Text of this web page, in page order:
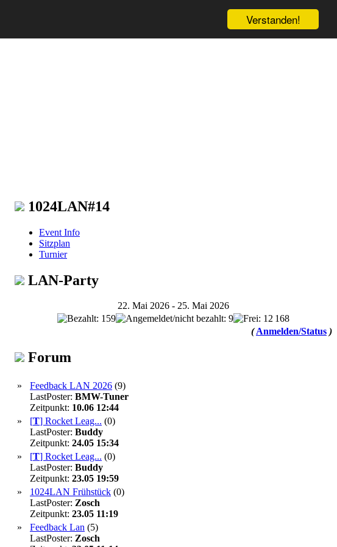
Verstanden!
1024LAN#14
Event Info
Sitzplan
Turnier
LAN-Party
22. Mai 2026 - 25. Mai 2026
168
(Anmelden/Status )
Forum
» Feedback LAN 2026 (9)
LastPoster: BMW-Tuner
Zeitpunkt: 10.06 12:44
»
[T] Rocket Leag... (0)
LastPoster: Buddy
Zeitpunkt: 24.05 15:34
»
[T] Rocket Leag... (0)
LastPoster: Buddy
Zeitpunkt: 23.05 19:59
»
1024LAN Frühstück (0)
LastPoster: Zosch
Zeitpunkt: 23.05 11:19
»
Feedback Lan (5)
LastPoster: Zosch